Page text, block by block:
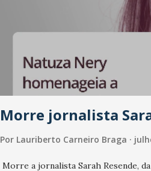
Morre jornalista
Por Lauriberto Carneiro Braga
Morre a jornalista Sarah Resende,